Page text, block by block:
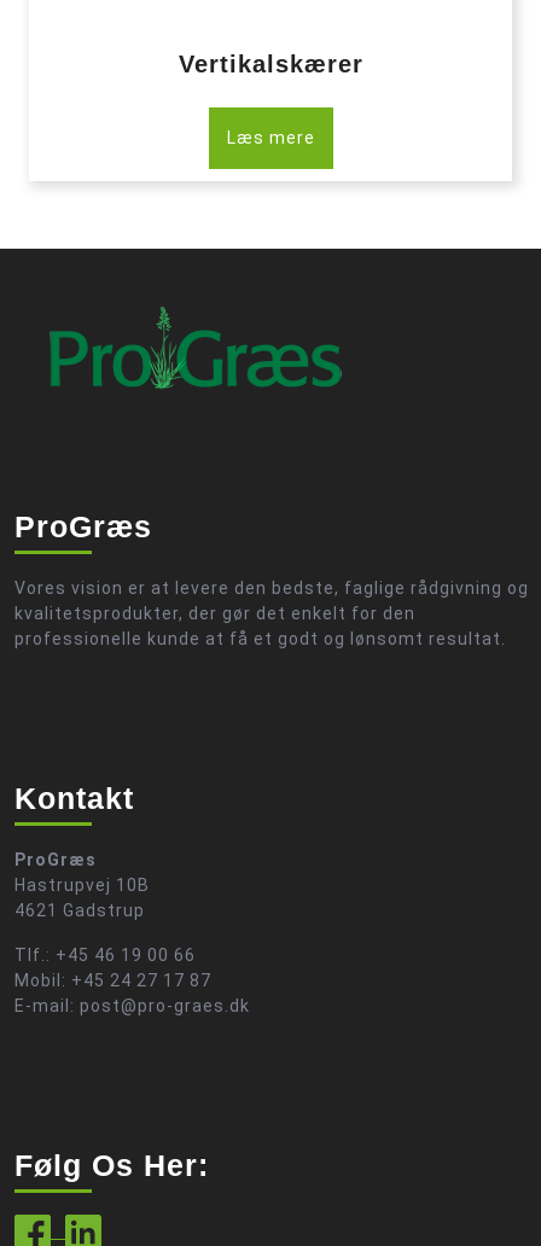
Vertikalskærer
Læs mere
ProGræs
Vores vision er at levere den bedste, faglige rådgivning og
kvalitetsprodukter, der gør det enkelt for den
professionelle kunde at få et godt og lønsomt resultat.
Kontakt
ProGræs
Hastrupvej 10B
4621 Gadstrup
Tlf.: +45 46 19 00 66
Mobil: +45 24 27 17 87
E-mail: post@pro-graes.dk
Følg Os Her: